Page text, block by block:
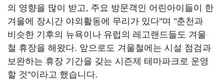
의 영향을 많이 받고, 주요 방문객인 어린아이들이 한
겨울에 장시간 야외활동에 무리가 있다"며 "춘천과
비슷한 기후의 뉴욕이나 유럽의 레고랜드들도 겨울
철 휴장을 해왔다. 앞으로도 겨울철에는 시설 점검과
보완하는 휴장 기간을 갖는 시즌제 테마파크로 운영
할 것"이라고 했습니다.